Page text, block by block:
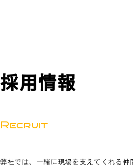
採用情報
Recruit
弊社では、一緒に現場を支えてくれる仲